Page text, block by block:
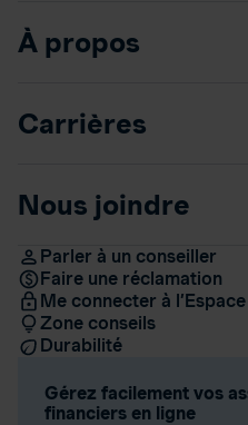
À propos
Carrières
Nous joindre
Parler à un conseiller
Faire une réclamation
Me connecter à
Zone conseils
Durabilité
Gérez facilement vos
financiers en ligne